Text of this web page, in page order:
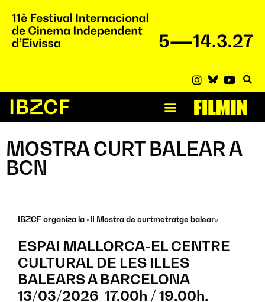
MOSTRA CURT BALEAR A
BCN
IBZCF organiza la «II Mostra de curtmetratge balear»
ESPAI MALLORCA-EL CENTRE
CULTURAL DE LES ILLES
BALEARS A BARCELONA
13/03/2026 17.00h / 19.00h.